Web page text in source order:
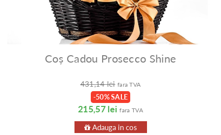
Coș Cadou Prosecco Shine
431,14 lei fara TVA
-50% SALE
215,57 lei fara TVA
Adauga in cos